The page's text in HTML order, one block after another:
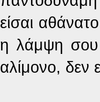
είσαι
η λάμψη
αλίμονο, δεν